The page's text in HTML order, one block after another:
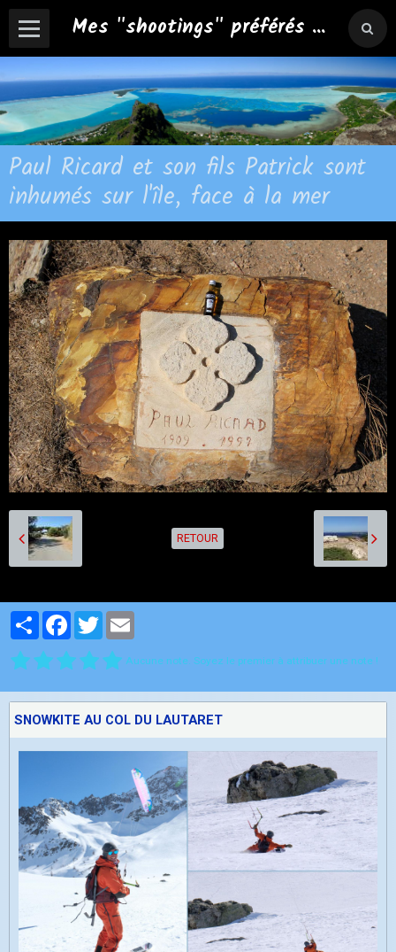
Mes "shootings" préférés ...
Paul Ricard et son fils Patrick sont
inhumés sur l'île, face à la mer
RETOUR
PartagerFacebook
Twitter
Aucune note. Soyez le premier à attribuer une note !
SNOWKITE AU COL DU LAUTARET